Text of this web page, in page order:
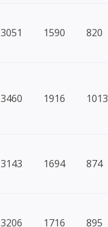
3051 1590 820
3460 1916 1013
3143 1694 874
3206 1716 895